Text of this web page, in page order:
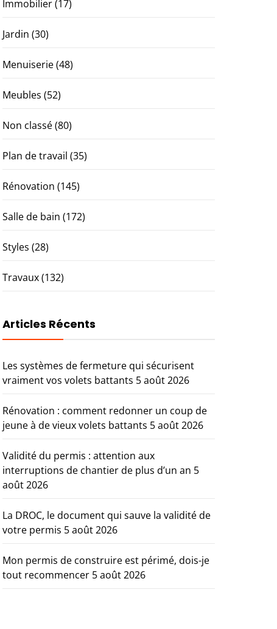
Immobilier(17)
Jardin (30)
Menuiserie(48)
Meubles (52)
Non classé(80)
Plan de travail (35)
Rénovation (145)
Salle de bain (172)
Styles (28)
Travaux(132)
Articles Récents
Les systèmes de fermeture qui sécurisent
vraiment vos volets battants 5 août 2026
Rénovation : comment redonner un coup de
jeune à de vieux volets battants 5 août 2026
Validité du permis : attention aux
interruptions de chantier de plus d’un an 5
août 2026
La DROC, le document qui sauve la validité de
votre permis 5 août 2026
Mon permis de construire est périmé, dois-je
tout recommencer 5 août 2026